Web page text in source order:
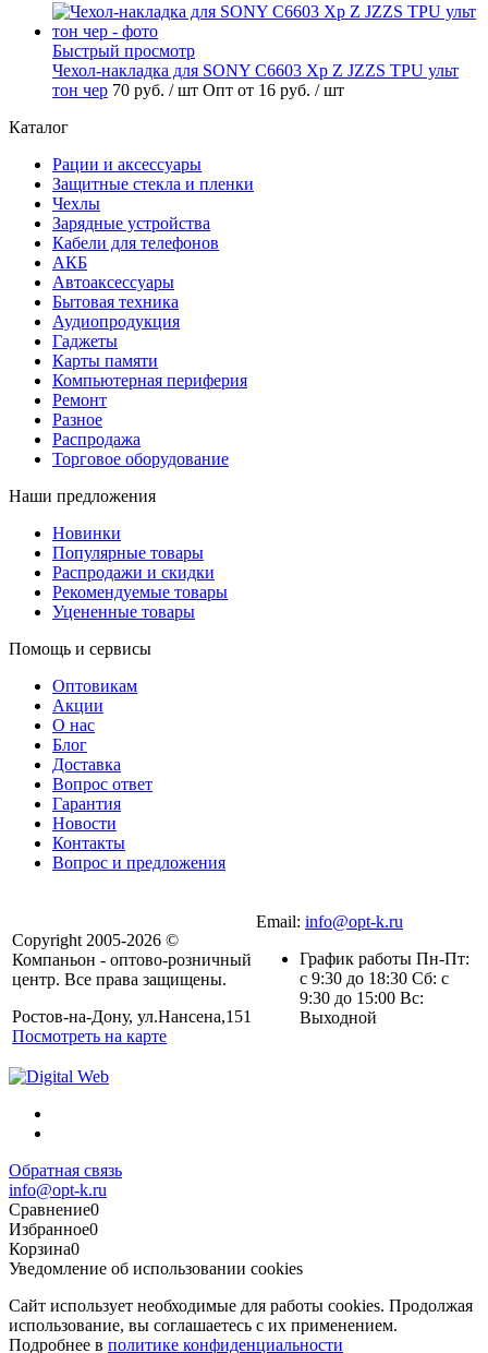
Быстрый просмотр
Чехол-накладка для SONY C6603 Xp Z JZZS TPU ульт
тон чер 70 руб. / шт Опт от 16 руб. / шт
Каталог
Рации и аксессуары
Защитные стекла и пленки
Чехлы
Зарядные устройства
Кабели для телефонов
АКБ
Автоаксессуары
Бытовая техника
Аудиопродукция
Гаджеты
Карты памяти
Компьютерная периферия
Ремонт
Разное
Распродажа
Торговое оборудование
Наши предложения
Новинки
Популярные товары
Распродажи и скидки
Рекомендуемые товары
Уцененные товары
Помощь и сервисы
Оптовикам
Акции
О нас
Блог
Доставка
Вопрос ответ
Гарантия
Новости
Контакты
Вопрос и предложения
Copyright 2005-2026 ©
Компаньон - оптово-розничный
центр. Все права защищены.
Ростов-на-Дону, ул.Нансена,151
Посмотреть на карте
Email: info@opt-k.ru
График работы Пн-Пт:
с 9:30 до 18:30 Сб: с
9:30 до 15:00 Вс:
Выходной
Обратная связь
info@opt-k.ru
Сравнение0
Избранное0
Корзина0
Уведомление об использовании cookies
Сайт использует необходимые для работы cookies. Продолжая
использование, вы соглашаетесь с их применением.
Подробнее в политике конфиденциальности